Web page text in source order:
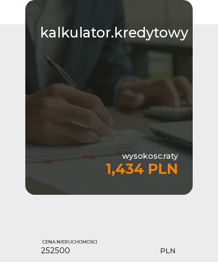
kalkulator.kredytowy
wysokosc.raty
1,434 PLN
CENA.NIERUCHOMOSCI
PLN